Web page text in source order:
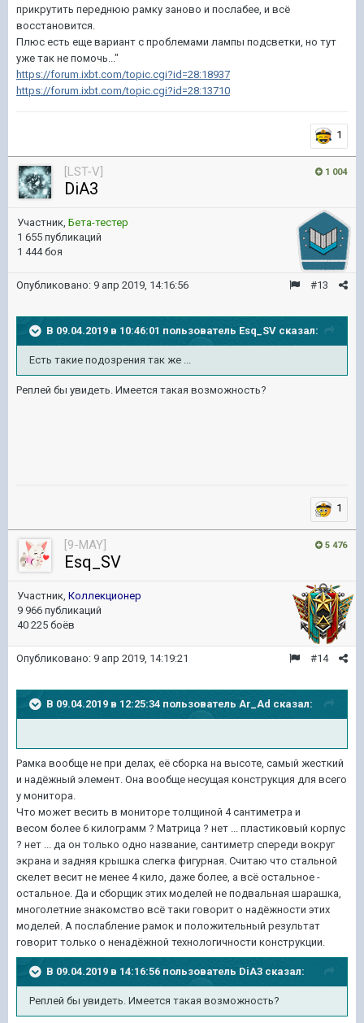
прикрутить переднюю рамку заново и послабее, и всё
восстановится.
Плюс есть еще вариант с проблемами лампы подсветки, но тут
уже так не помочь..."
https://forum.ixbt.com/topic.cgi?id=28:18937
https://forum.ixbt.com/topic.cgi?id=28:13710
1
1 004
[LST-V]
DiA3
Участник, Бета-тестер
1 655 публикаций
1 444 боя
#13
Опубликовано: 9 апр 2019, 14:16:56
В 09.04.2019 в 10:46:01 пользователь Esq_SV сказал:
Есть такие подозрения так же ...
Реплей бы увидеть. Имеется такая возможность?
1
5 476
[9-MAY]
Esq_SV
Участник, Коллекционер
9 966 публикаций
40 225 боёв
#14
Опубликовано: 9 апр 2019, 14:19:21
В 09.04.2019 в 12:25:34 пользователь Ar_Ad сказал:
Рамка вообще не при делах, её сборка на высоте, самый жесткий
и надёжный элемент. Она вообще несущая конструкция для всего
у монитора.
Что может весить в мониторе толщиной 4 сантиметра и
весом более 6 килограмм ? Матрица ? нет ... пластиковый корпус
? нет ... да он только одно название, сантиметр спереди вокруг
экрана и задняя крышка слегка фигурная. Считаю что стальной
скелет весит не менее 4 кило, даже более, а всё остальное -
остальное. Да и сборщик этих моделей не подвальная шарашка,
многолетние знакомство всё таки говорит о надёжности этих
моделей. А послабление рамок и положительный результат
говорит только о ненадёжной технологичности конструкции.
В 09.04.2019 в 14:16:56 пользователь DiA3 сказал:
Реплей бы увидеть. Имеется такая возможность?